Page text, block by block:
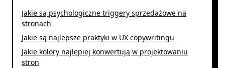
Jakie są psychologiczne triggery sprzedażowe na
stronach
Jakie są najlepsze praktyki w UX copywritingu
Jakie kolory najlepiej konwertują w projektowaniu
stron